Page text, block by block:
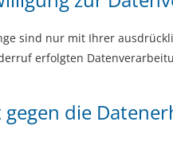
sind nur mit Ihrer
erfolgten
die